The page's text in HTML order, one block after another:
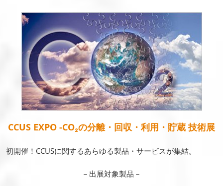
CCUS EXPO -CO₂の分離・回収・利用・貯蔵 技術展
初開催！CCUSに関するあらゆる製品・サービスが集結。
－出展対象製品－